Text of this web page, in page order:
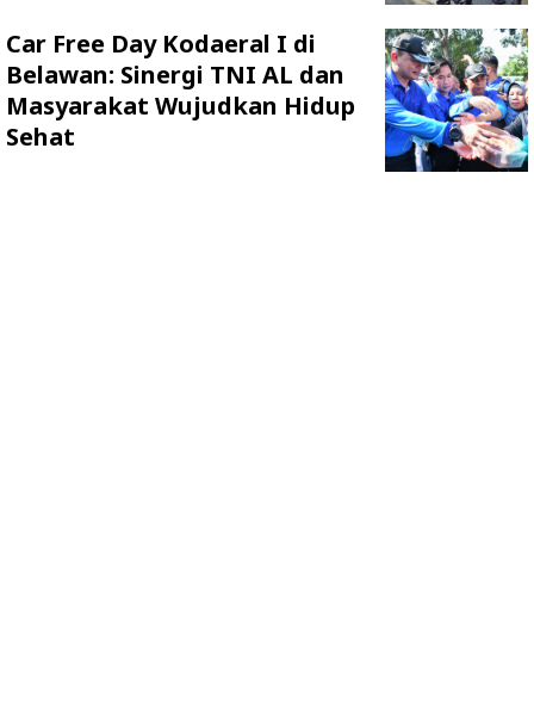
Car Free Day Kodaeral I di
Belawan: Sinergi TNI AL dan
Masyarakat Wujudkan Hidup
Sehat